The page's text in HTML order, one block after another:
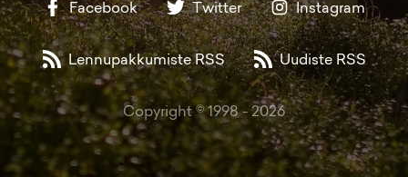
Facebook Twitter Instagram
Lennupakkumiste RSS Uudiste RSS
Copyright © 1998 -2026